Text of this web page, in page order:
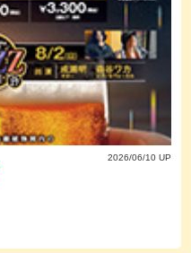
2026/06/10 UP